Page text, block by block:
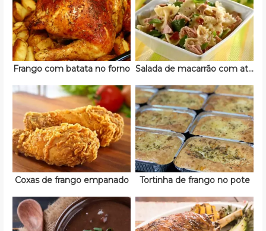
Frango com batata no forno Salada de macarrão com atum
Coxas de frango empanado Tortinha de frango no pote